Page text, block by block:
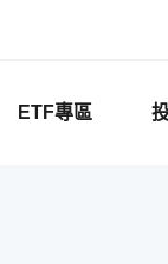
ETF專區